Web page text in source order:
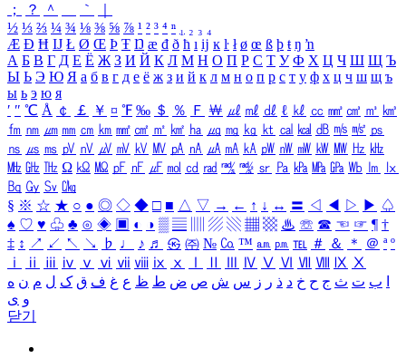
；
？ ＾ ｀
½ ⅓ ⅔ ¼ ¾ ⅛ ⅜ ⅝ ⅞ ¹ ² ³ ⁴ ⁿ ₁ ₂ ₃ ₄
Æ Ð Ħ Ĳ Ł Ø Œ Þ Ŧ Ŋ æ đ ð ħ ı ĳ ĸ ŀ ł ø œ ß þ ŧ ŋ ŉ
А Б В Г Д Е Ё Ж З И Й К Л М Н О П Р С Т У Ф Х Ц Ч Ш Щ Ъ
Ы Ь Э Ю Я а б в г д е ё ж з и й к л м н о п р с т у ф х ц ч ш щ ъ
ы ь э ю я
′ ″ ℃ Å ￠ ￡ ￥ ¤ ℉ ‰ ＄ ％ Ｆ ￦ ㎕ ㎖ ㎗ ℓ ㎘ ㏄ ㎣ ㎤ ㎥ ㎦
㎙ ㎚ ㎛ ㎜ ㎝ ㎞ ㎟ ㎠ ㎡ ㎢ ㏊ ㎍ ㎎ ㎏ ㏏ ㎈ ㎉ ㏈ ㎧ ㎨ ㎰
㎱ ㎲ ㎳ ㎴ ㎵ ㎶ ㎷ ㎸ ㎹ ㎀ ㎁ ㎂ ㎃ ㎄ ㎺ ㎻ ㎽ ㎾ ㎿ ㎐ ㎑
㎒ ㎓ ㎔ Ω ㏀ ㏁ ㎊ ㎋ ㎌ ㏖ ㏅ ㎭ ㎮ ㎯ ㏛ ㎩ ㎪ ㎫ ㎬ ㏝ ㏐
㏓
㏃ ㏉ ㏜ ㏆
§ ※ ☆ ★ ○ ● ◎ ◇ ◆ □ ■ △ ▽ → ← ↑ ↓ ↔ 〓 ◁ ◀ ▷ ▶ ♤
♠ ♡ ♥ ♧ ♣ ⊙ ◈ ▣ ◐ ◑ ▒ ▤ ▨ ▧ ▦ ▩ ♨ ☏ ☎ ☜ ☞ ¶ †
‡ ↕ ↗ ↙ ↖ ↘ ♭ ♩ ♪ ♬ ㉿ ㈜ № ㏇ ™ ㏂ ㏘ ℡ ＃ ＆ ＊ ＠ ª º
ⅰ
ⅱ ⅲ ⅳ ⅴ ⅵ ⅶ ⅷ ⅸ ⅹ Ⅳ Ⅴ Ⅵ Ⅶ Ⅷ Ⅸ Ⅹ
ب ت ث ج ح خ د ذ ر ز س ش ص ض ط ظ ع غ ف ق ک ل م ن ه
و ی
닫기